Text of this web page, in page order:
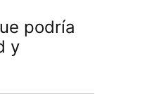
podría
y